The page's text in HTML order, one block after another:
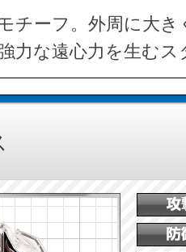
チーフ。外周に大
力な遠心力を生む